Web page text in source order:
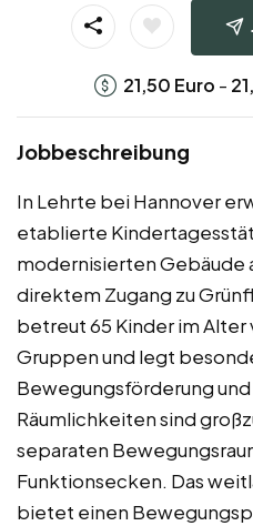
21,50 Euro -
Jobbeschreibung
In Lehrte bei Hannover
etablierte
modernisierten Gebäude
direktem Zugang zu
betreut 65 Kinder im Alter
Gruppen und legt
Bewegungsförderung
Räumlichkeiten sind
separaten
Funktionsecken. Das
bietet einen